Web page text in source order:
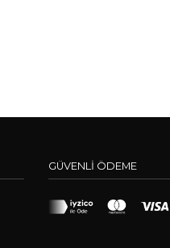
GÜVENLİ ÖDEME